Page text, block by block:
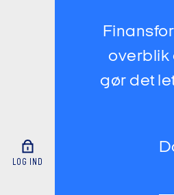
LOG IND
overblik
gør det